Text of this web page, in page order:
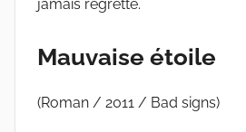
jamais regretté.
Mauvaise étoile
(Roman / 2011 / Bad signs)